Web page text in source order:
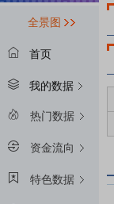
全景图
首页
我的数据
热门数据
资金流向
特色数据